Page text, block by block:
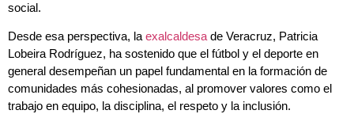
social.
Desde esa perspectiva, laexalcaldesade Veracruz, Patricia
Lobeira Rodríguez, ha sostenido que el fútbol y el deporte en
general desempeñan un papel fundamental en la formación de
comunidades más cohesionadas, al promover valores como el
trabajo en equipo, la disciplina, el respeto y la inclusión.